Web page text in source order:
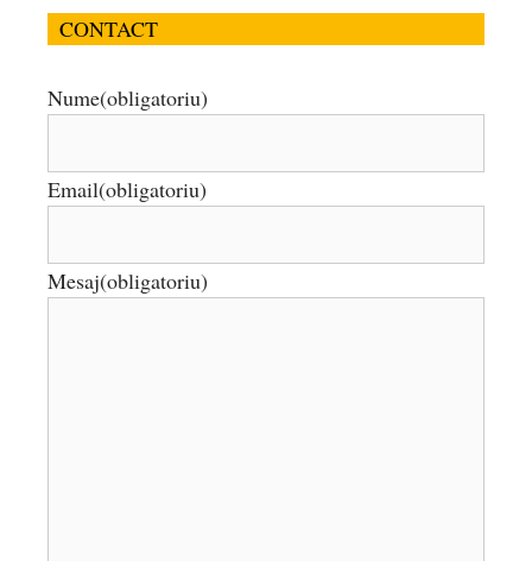
CONTACT
Nume(obligatoriu)
Email(obligatoriu)
Mesaj(obligatoriu)